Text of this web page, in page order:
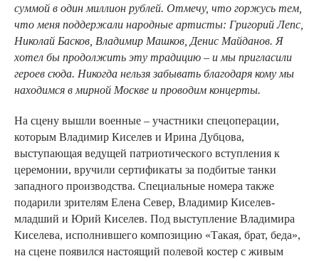
суммой в один миллион рублей. Отмечу, что горжусь тем,
что меня поддержали народные артисты: Григорий Лепс,
Николай Басков, Владимир Машков, Денис Майданов. Я
хотел бы продолжить эту традицию – и мы пригласили
героев сюда. Никогда нельзя забывать благодаря кому мы
находимся в мирной Москве и проводим концерты.
На сцену вышли военные – участники спецоперации,
которым Владимир Киселев и Ирина Дубцова,
выступающая ведущей патриотического вступления к
церемонии, вручили сертификаты за подбитые танки
западного производства. Специальные номера также
подарили зрителям Елена Север, Владимир Киселев-
младший и Юрий Киселев. Под выступление Владимира
Киселева, исполнившего композицию «Такая, брат, беда»,
на сцене появился настоящий полевой костер с живым